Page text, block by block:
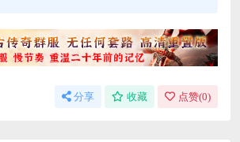
分享 收藏 点赞(0)